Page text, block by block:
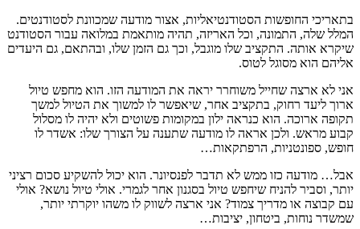
בתאריכי החופשות הסטודנטיאליות, אצור מודעה שמכוונת לסטודנטים.
המלל שלה, התמונה, וכל האריזה, תהיה מותאמת במלואה עבור הסטודנט
שיקרא אותה. התקציב שלו מוגבל, וכך גם הזמן שלו, ובהתאם, גם היעדים
אליהם הוא מסוגל לטוס.
אני לא ארצה שחייל משוחרר יראה את המודעה הזו. הוא מחפש טיול
ארוך ליעד רחוק, בתקציב אחר, שיאפשר לו למשוך את הטיול למשך
תקופה ארוכה. הוא כנראה ילון במקומות פשוטים ולא יהיה לו מסלול
קבוע מראש. ולכן אראה לו מודעה שתענה על הצורך שלו: אשדר לו
חופש, ספונטניות, הרפתקאות…
אבל… מודעה כזו ממש לא תדבר לפנסיונר. הוא יכול להשקיע סכום רציני
יותר, וסביר להניח שיחפש טיול בסגנון אחר לגמרי. אולי טיול נושא? אולי
עם קבוצה או מדריך צמוד? אני ארצה לשווק לו משהו יוקרתי יותר,
שמשדר נוחות, ביטחון, יציבות…